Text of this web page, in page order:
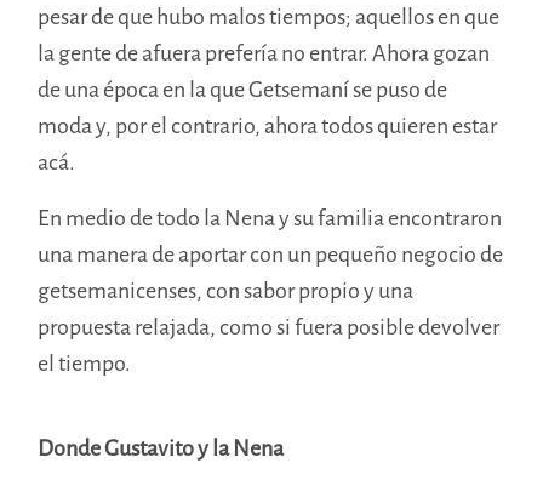
pesar de que hubo malos tiempos; aquellos en que
la gente de afuera prefería no entrar. Ahora gozan
de una época en la que Getsemaní se puso de
moda y, por el contrario, ahora todos quieren estar
acá.
En medio de todo la Nena y su familia encontraron
una manera de aportar con un pequeño negocio de
getsemanicenses, con sabor propio y una
propuesta relajada, como si fuera posible devolver
el tiempo.
Donde Gustavito y la Nena